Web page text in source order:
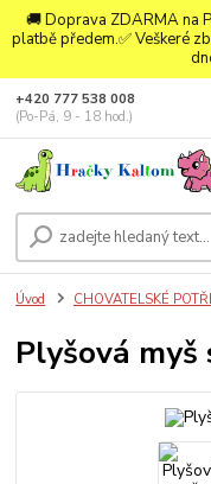
🚚 Doprava ZDARMA na
platbě předem.✅ Veškeré
+420 777 538 008
(Po-Pá, 9 - 18 hod.)
Úvod CHOVATELSKÉ
Plyšová